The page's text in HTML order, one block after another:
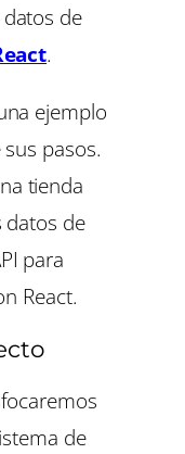
de
.
ejemplo
pasos.
tienda
datos de
para
React.
de